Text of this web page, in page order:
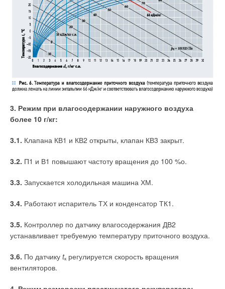
3. Режим при влагосодержании наружного воздуха
более 10 г/кг:
3.1. Клапана КВ1 и КВ2 открыты, клапан КВ3 закрыт.
3.2. П1 и В1 повышают частоту вращения до 100 %о.
3.3. Запускается холодильная машина ХМ.
3.4. Работают испаритель ТХ и конденсатор ТК1.
3.5. Контроллер по датчику влагосодержания ДВ2
устанавливает требуемую температуру приточного воздуха.
3.6. По датчику tк регулируется скорость вращения
вентиляторов.